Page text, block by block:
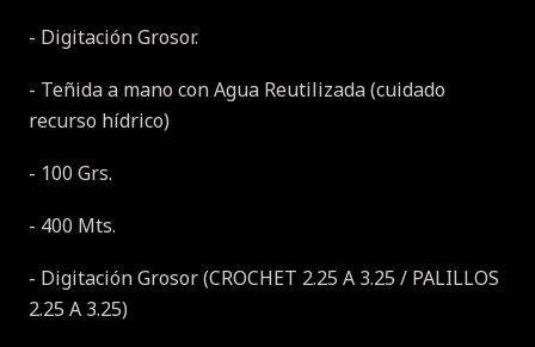
- Digitación Grosor.
- Teñida a mano con Agua Reutilizada (cuidado
recurso hídrico)
- 100 Grs.
- 400 Mts.
- Digitación Grosor (CROCHET 2.25 A 3.25 / PALILLOS
2.25 A 3.25)